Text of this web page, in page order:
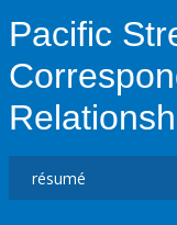
Pacific